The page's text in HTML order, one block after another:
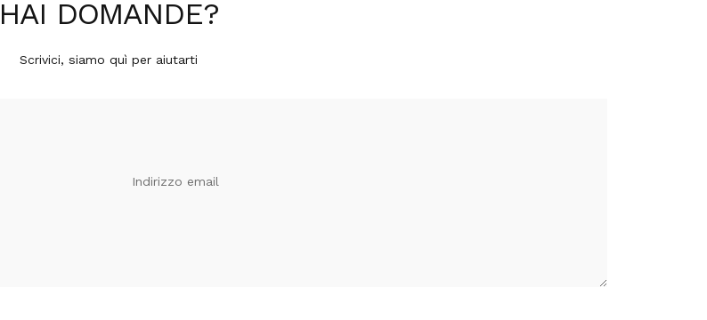
HAI DOMANDE?
Scrivici, siamo quì per aiutarti
Indirizzo email